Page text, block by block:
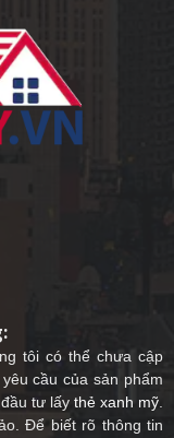
tôi có thể chưa cập
cầu của sản phẩm
tư lấy thẻ xanh mỹ
Để biết rõ thông tin